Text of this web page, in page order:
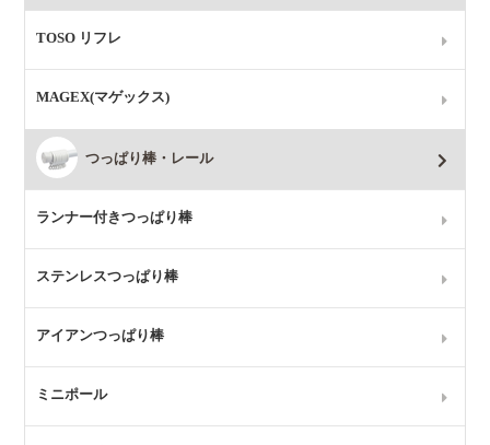
TOSO リフレ
MAGEX(マゲックス)
つっぱり棒・レール
ランナー付きつっぱり棒
ステンレスつっぱり棒
アイアンつっぱり棒
ミニポール